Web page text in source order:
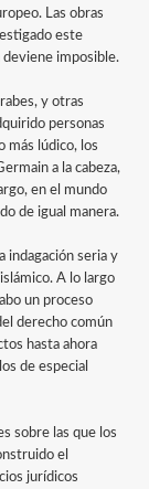
Las obras
este
imposible.
y otras
personas
más lúdico, los
a la cabeza,
en el mundo
de igual manera.
indagación seria y
A lo largo
un proceso
derecho común
hasta ahora
de especial
sobre las que los
el
jurídicos